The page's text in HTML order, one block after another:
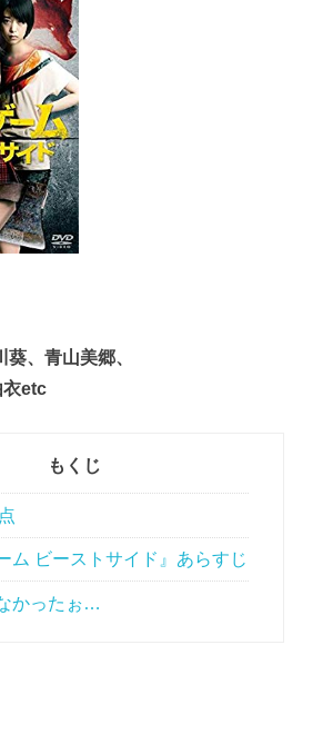
、青山美郷、
衣etc
もくじ
ム ビーストサイド』あらすじ
かったぉ…